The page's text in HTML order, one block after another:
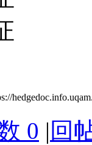
0 | 回